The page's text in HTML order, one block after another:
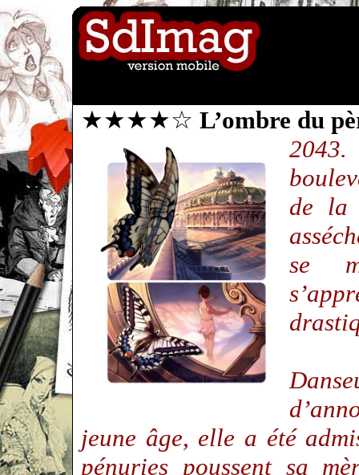
★★★★☆ L’ombre du
de la
se
jeune âge, elle a été
pénuries poussent sa